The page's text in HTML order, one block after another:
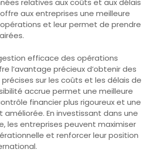
relatives aux coûts et aux délais
aux entreprises une meilleure
et leur permet de prendre
efficace des opérations
l’avantage précieux d’obtenir des
sur les coûts et les délais de
accrue permet une meilleure
financier plus rigoureux et une
En investissant dans une
les entreprises peuvent maximiser
et renforcer leur position